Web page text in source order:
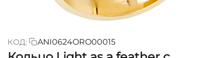
КОД: ANI0624ORO00015